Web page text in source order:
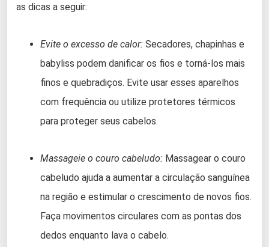
as dicas a seguir:
Evite o excesso de calor: Secadores, chapinhas e
babyliss podem danificar os fios e torná-los mais
finos e quebradiços. Evite usar esses aparelhos
com frequência ou utilize protetores térmicos
para proteger seus cabelos.
Massageie o couro cabeludo: Massagear o couro
cabeludo ajuda a aumentar a circulação sanguínea
na região e estimular o crescimento de novos fios.
Faça movimentos circulares com as pontas dos
dedos enquanto lava o cabelo.